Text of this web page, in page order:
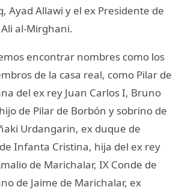
Ayad Allawi y el ex Presidente de
al-Mirghani.
encontrar nombres como los
de la casa real, como Pilar de
del ex rey Juan Carlos I, Bruno
de Pilar de Borbón y sobrino de
Urdangarin, ex duque de
Infanta Cristina, hija del ex rey
de Marichalar, IX Conde de
de Jaime de Marichalar, ex